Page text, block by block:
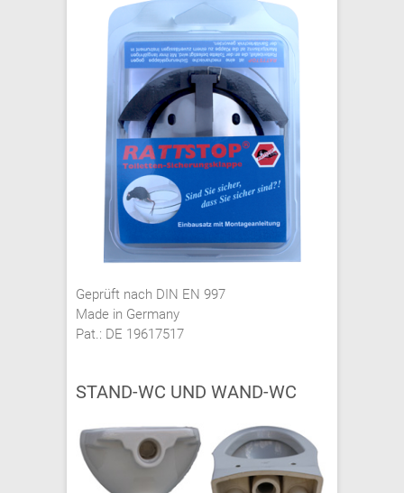
Geprüft nach DIN EN 997
Made in Germany
Pat.: DE 19617517
STAND-WC UND WAND-WC